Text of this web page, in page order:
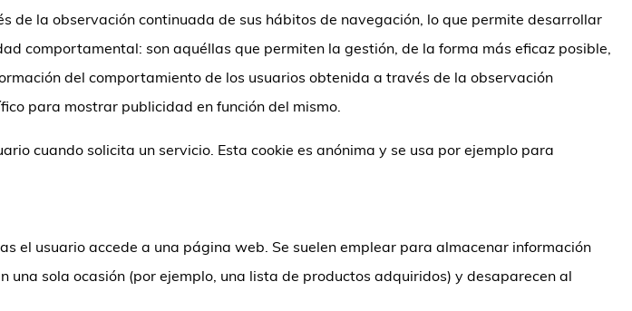
la observación continuada de sus hábitos de navegación, lo que permite desarrollar
comportamental: son aquéllas que permiten la gestión, de la forma más eficaz posible,
del comportamiento de los usuarios obtenida a través de la observación
para mostrar publicidad en función del mismo.
cuando solicita un servicio. Esta cookie es anónima y se usa por ejemplo para
el usuario accede a una página web. Se suelen emplear para almacenar información
sola ocasión (por ejemplo, una lista de productos adquiridos) y desaparecen al